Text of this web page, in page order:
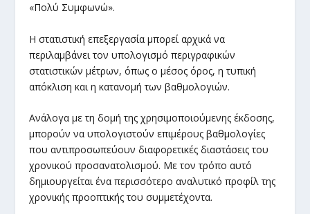
«Πολύ Συμφωνώ».
Η στατιστική επεξεργασία μπορεί αρχικά να
περιλαμβάνει τον υπολογισμό περιγραφικών
στατιστικών μέτρων, όπως ο μέσος όρος, η τυπική
απόκλιση και η κατανομή των βαθμολογιών.
Ανάλογα με τη δομή της χρησιμοποιούμενης έκδοσης,
μπορούν να υπολογιστούν επιμέρους βαθμολογίες
που αντιπροσωπεύουν διαφορετικές διαστάσεις του
χρονικού προσανατολισμού. Με τον τρόπο αυτό
δημιουργείται ένα περισσότερο αναλυτικό προφίλ της
χρονικής προοπτικής του συμμετέχοντα.